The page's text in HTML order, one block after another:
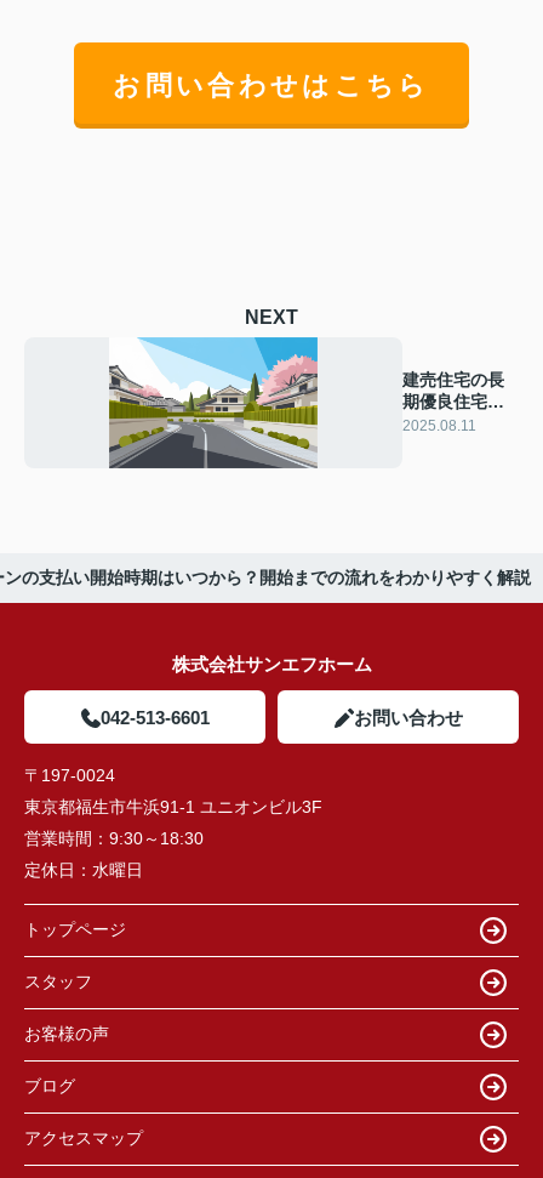
お問い合わせはこちら
NEXT
建売住宅の長
期優良住宅メ
リットは？認
2025.08.11
ンの支払い開始時期はいつから？開始までの流れをわかりやすく解説
株式会社サンエフホーム
042-513-6601 お問い合わせ
〒197-0024
東京都福生市牛浜91-1 ユニオンビル3F
営業時間： 9:30～18:30
定休日： 水曜日
トップページ
スタッフ
お客様の声
ブログ
アクセスマップ